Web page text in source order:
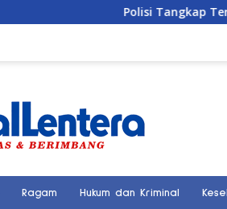
Polisi Tangkap Terduga Pelaku
Ragam Hukum dan Kriminal